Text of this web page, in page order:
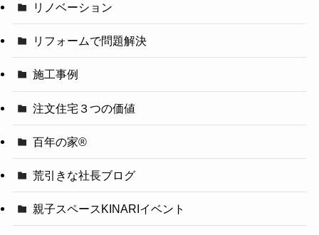
リノベーション
リフォームで問題解決
施工事例
注文住宅３つの価値
百年の家®️
荒引きな社長ブログ
親子スペースKINARIイベント